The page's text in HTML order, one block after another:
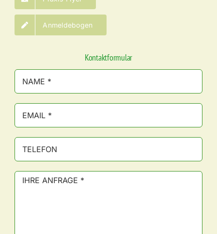
Anmeldebogen
Kontaktformular